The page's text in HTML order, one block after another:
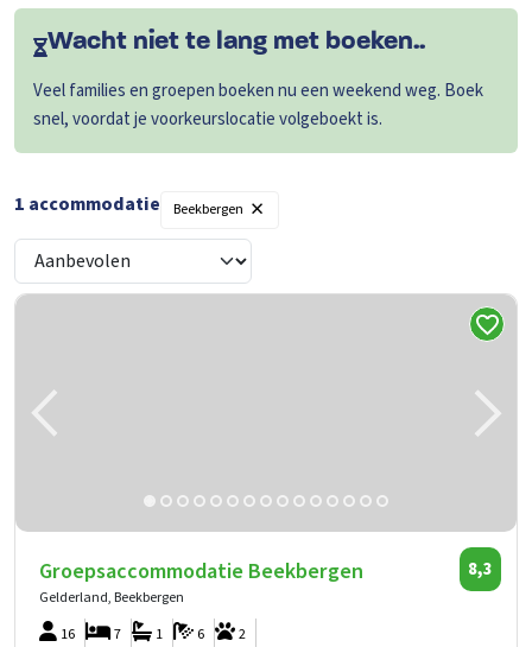
Wacht niet te lang met boeken..
Veel families en groepen boeken nu een weekend weg. Boek
snel, voordat je voorkeurslocatie volgeboekt is.
1 accommodatie Beekbergen ×
Groepsaccommodatie Beekbergen
Gelderland, Beekbergen
8,3
16 2
6
1
7